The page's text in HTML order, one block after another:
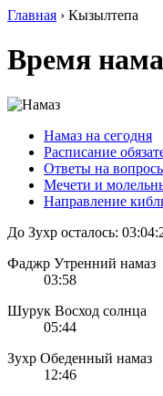
Главная › Кызылтепа
Время
Намаз на сегодня
Расписание
Ответы на
Мечети и
Направление
До Зухр осталось:
Фаджр Утренний намаз
03:58
Шурук Восход солнца
05:44
Зухр Обеденный намаз
12:46